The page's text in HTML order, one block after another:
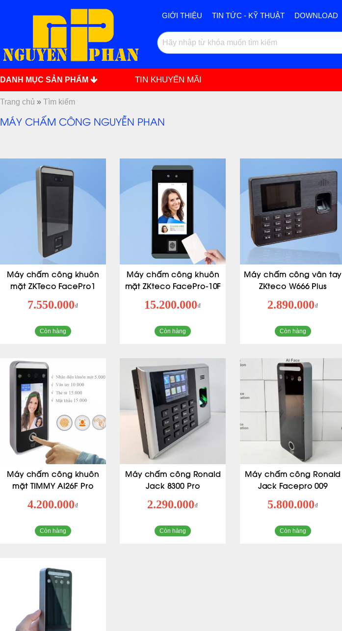
GIỚI THIỆU TIN TỨC - KỸ THUẬT DOWNLOAD
DANH MỤC SẢN PHẨM TIN KHUYẾN MÃI
Trang chủ » Tìm kiếm
MÁY CHẤM CÔNG NGUYỄN PHAN
Máy chấm công khuôn
mặt ZKTeco FacePro1
7.550.000₫
Còn hàng
Máy chấm công khuôn
mặt ZKteco FacePro-10F
15.200.000₫
Còn hàng
Máy chấm công vân tay
ZKteco W666 Plus
2.890.000₫
Còn hàng
Máy chấm công khuôn
mặt TIMMY AI26F Pro
4.200.000₫
Còn hàng
Máy chấm công Ronald
Jack 8300 Pro
2.290.000₫
Còn hàng
Máy chấm công Ronald
Jack Facepro 009
5.800.000₫
Còn hàng